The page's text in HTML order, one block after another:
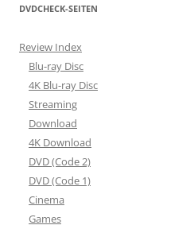
DVDCHECK-SEITEN
Review Index
Blu-ray Disc
4K Blu-ray Disc
Streaming
Download
4K Download
DVD (Code 2)
DVD (Code 1)
Cinema
Games